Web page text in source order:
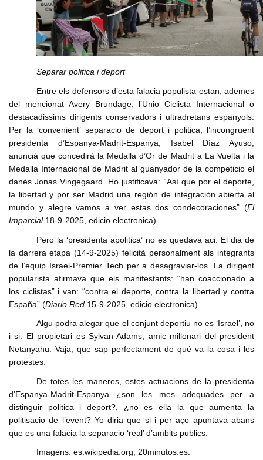
Separar politica i deport
Entre els defensors d’esta falacia populista estan, ademes
del mencionat Avery Brundage, l’Unio Ciclista Internacional o
destacadissims dirigents conservadors i ultradretans espanyols.
Per la ‘convenient’ separacio de deport i politica, l’incongruent
presidenta d’Espanya-Madrit-Espanya, Isabel Díaz Ayuso,
anuncià que concedirà la Medalla d’Or de Madrit a La Vuelta i la
Medalla Internacional de Madrit al guanyador de la competicio el
danés Jonas Vingegaard. Ho justificava: “Así que por el deporte,
la libertad y por ser Madrid una región de integración abierta al
mundo y alegre vamos a ver estas dos condecoraciones” (El
Imparcial18-9-2025, edicio electronica).
Pero la ‘presidenta apolitica’ no es quedava aci. El dia de
la darrera etapa (14-9-2025) felicità personalment als integrants
de l’equip Israel-Premier Tech per a desagraviar-los. La dirigent
popularista afirmava que els manifestants: “han coaccionado a
los ciclistas” i van: “contra el deporte, contra la libertad y contra
España” (Diario Red 15-9-2025, edicio electronica).
Algu podra alegar que el conjunt deportiu no es ‘Israel’, no
i si. El propietari es Sylvan Adams, amic millonari del president
Netanyahu. Vaja, que sap perfectament de qué va la cosa i les
protestes.
De totes les maneres, estes actuacions de la presidenta
d’Espanya-Madrit-Espanya ¿son les mes adequades per a
distinguir politica i deport?, ¿no es ella la que aumenta la
politisacio de l’event? Yo diria que si i per aço apuntava abans
que es una falacia la separacio ‘real’ d’ambits publics.
Imagens: es.wikipedia.org, 20minutos.es.